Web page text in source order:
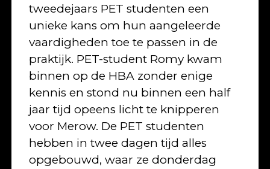
tweedejaars PET studenten een
unieke kans om hun aangeleerde
vaardigheden toe te passen in de
praktijk. PET-student Romy kwam
binnen op de HBA zonder enige
kennis en stond nu binnen een half
jaar tijd opeens licht te knipperen
voor Merow. De PET studenten
hebben in twee dagen tijd alles
opgebouwd, waar ze donderdag